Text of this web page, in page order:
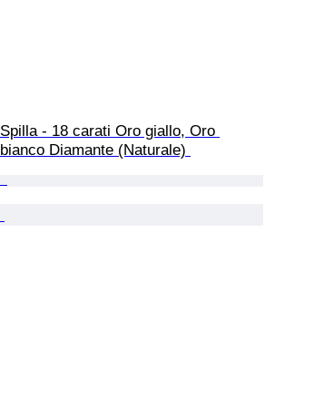
Spilla - 18 carati Oro giallo, Oro
bianco Diamante (Naturale)